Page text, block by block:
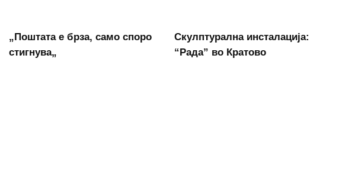
„Поштата е брза, само споро
стигнува„
Скулптурална инсталација:
“Рада” во Кратово